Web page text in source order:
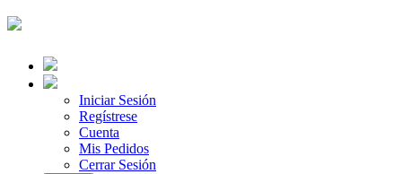
Iniciar Sesión
Regístrese
Cuenta
Mis Pedidos
Cerrar Sesión